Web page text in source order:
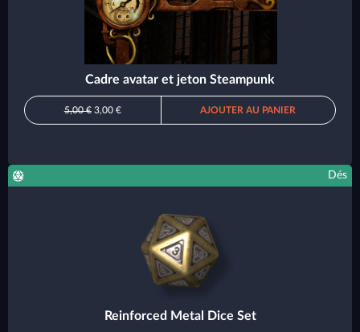
Cadre avatar et jeton Steampunk
5,00 €3,00 € AJOUTER AU PANIER
Dés
Reinforced Metal Dice Set